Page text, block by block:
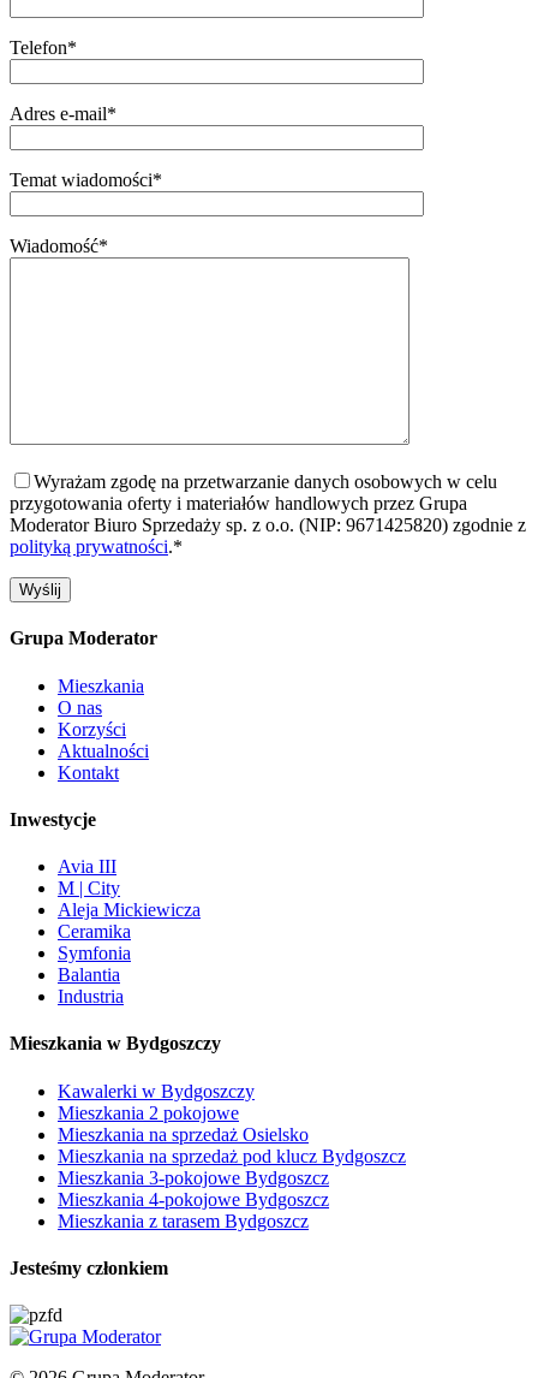
Telefon*
Adres e-mail*
Temat wiadomości*
Wiadomość*
Wyrażam zgodę na przetwarzanie danych osobowych w celu
przygotowania oferty i materiałów handlowych przez Grupa
Moderator Biuro Sprzedaży sp. z o.o. (NIP: 9671425820) zgodnie z
polityką prywatności.*
Grupa Moderator
Mieszkania
O nas
Korzyści
Aktualności
Kontakt
Inwestycje
Avia III
M | City
Aleja Mickiewicza
Ceramika
Symfonia
Balantia
Industria
Mieszkania w Bydgoszczy
Kawalerki w Bydgoszczy
Mieszkania 2 pokojowe
Mieszkania na sprzedaż Osielsko
Mieszkania na sprzedaż pod klucz Bydgoszcz
Mieszkania 3-pokojowe Bydgoszcz
Mieszkania 4-pokojowe Bydgoszcz
Mieszkania z tarasem Bydgoszcz
Jesteśmy członkiem